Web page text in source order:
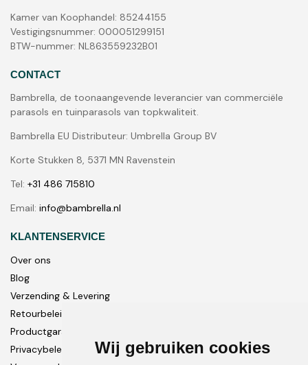
Wij gebruiken cookies
Kamer van Koophandel: 85244155
Vestigingsnummer: 000051299151
BTW-nummer: NL863559232B01
CONTACT
Bambrella, de toonaangevende leverancier van commerciële
parasols en tuinparasols van topkwaliteit.
Bambrella EU Distributeur: Umbrella Group BV
Korte Stukken 8, 5371 MN Ravenstein
Tel: +31 486 715810
Email: info@bambrella.nl
KLANTENSERVICE
Over ons
Blog
Verzending & Levering
Retourbeleid
Productgarantie
Privacybeleid